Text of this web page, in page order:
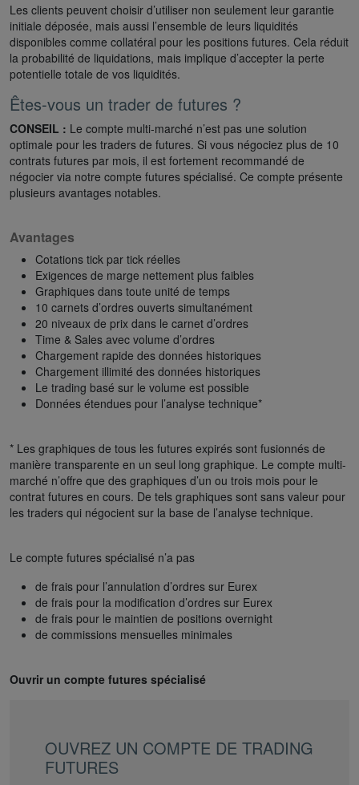
Les clients peuvent choisir d’utiliser non seulement leur garantie
initiale déposée, mais aussi l’ensemble de leurs liquidités
disponibles comme collatéral pour les positions futures. Cela réduit
la probabilité de liquidations, mais implique d’accepter la perte
potentielle totale de vos liquidités.
Êtes-vous un trader de futures ?
CONSEIL : Le compte multi-marché n’est pas une solution
optimale pour les traders de futures. Si vous négociez plus de 10
contrats futures par mois, il est fortement recommandé de
négocier via notre compte futures spécialisé. Ce compte présente
plusieurs avantages notables.
Avantages
Cotations tick par tick réelles
Exigences de marge nettement plus faibles
Graphiques dans toute unité de temps
10 carnets d’ordres ouverts simultanément
20 niveaux de prix dans le carnet d’ordres
Time & Sales avec volume d’ordres
Chargement rapide des données historiques
Chargement illimité des données historiques
Le trading basé sur le volume est possible
Données étendues pour l’analyse technique*
* Les graphiques de tous les futures expirés sont fusionnés de
manière transparente en un seul long graphique. Le compte multi-
marché n’offre que des graphiques d’un ou trois mois pour le
contrat futures en cours. De tels graphiques sont sans valeur pour
les traders qui négocient sur la base de l’analyse technique.
Le compte futures spécialisé n’a pas
de frais pour l’annulation d’ordres sur Eurex
de frais pour la modification d’ordres sur Eurex
de frais pour le maintien de positions overnight
de commissions mensuelles minimales
Ouvrir un compte futures spécialisé
OUVREZ UN COMPTE DE TRADING
FUTURES